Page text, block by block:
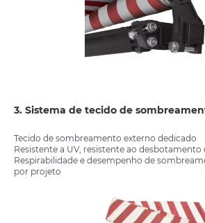
3. Sistema de tecido de
Tecido de sombreamento externo dedicado
Resistente a UV, resistente ao desbotamento
Respirabilidade e desempenho de
por projeto